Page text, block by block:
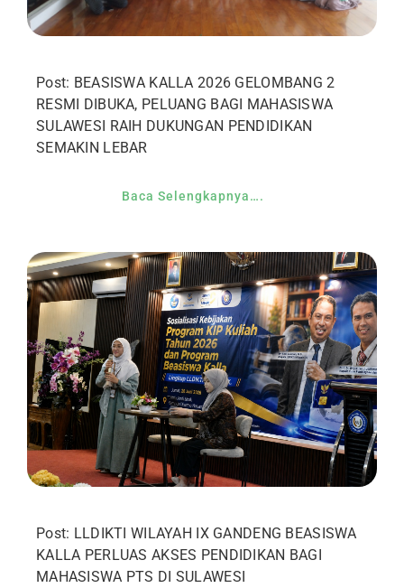
Post: BEASISWA KALLA 2026 GELOMBANG 2
RESMI DIBUKA, PELUANG BAGI MAHASISWA
SULAWESI RAIH DUKUNGAN PENDIDIKAN
SEMAKIN LEBAR
Baca Selengkapnya….
Post: LLDIKTI WILAYAH IX GANDENG BEASISWA
KALLA PERLUAS AKSES PENDIDIKAN BAGI
MAHASISWA PTS DI SULAWESI